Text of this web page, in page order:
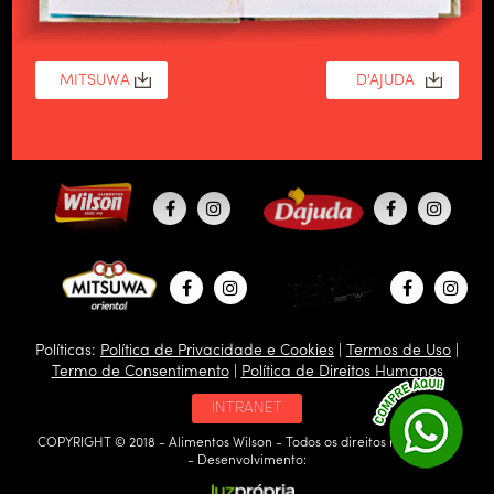
Políticas: Política de Privacidade e Cookies Termos de Uso
Termo de Consentimento| Política de Direitos Humanos
INTRANET
COPYRIGHT © 2018 - Alimentos Wilson - Todos os direitos reservados
- Desenvolvimento: